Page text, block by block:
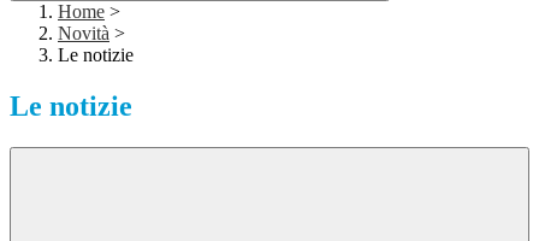
Home >
Novità >
Le notizie
Le notizie